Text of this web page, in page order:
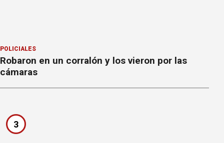
POLICIALES
Robaron en un corralón y los vieron por las
cámaras
3